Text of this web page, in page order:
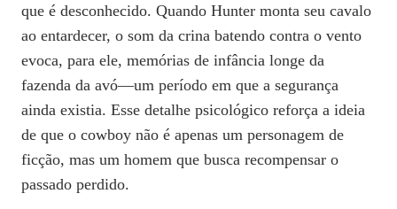
que é desconhecido. Quando Hunter monta seu cavalo
ao entardecer, o som da crina batendo contra o vento
evoca, para ele, memórias de infância longe da
fazenda da avó—um período em que a segurança
ainda existia. Esse detalhe psicológico reforça a ideia
de que o cowboy não é apenas um personagem de
ficção, mas um homem que busca recompensar o
passado perdido.